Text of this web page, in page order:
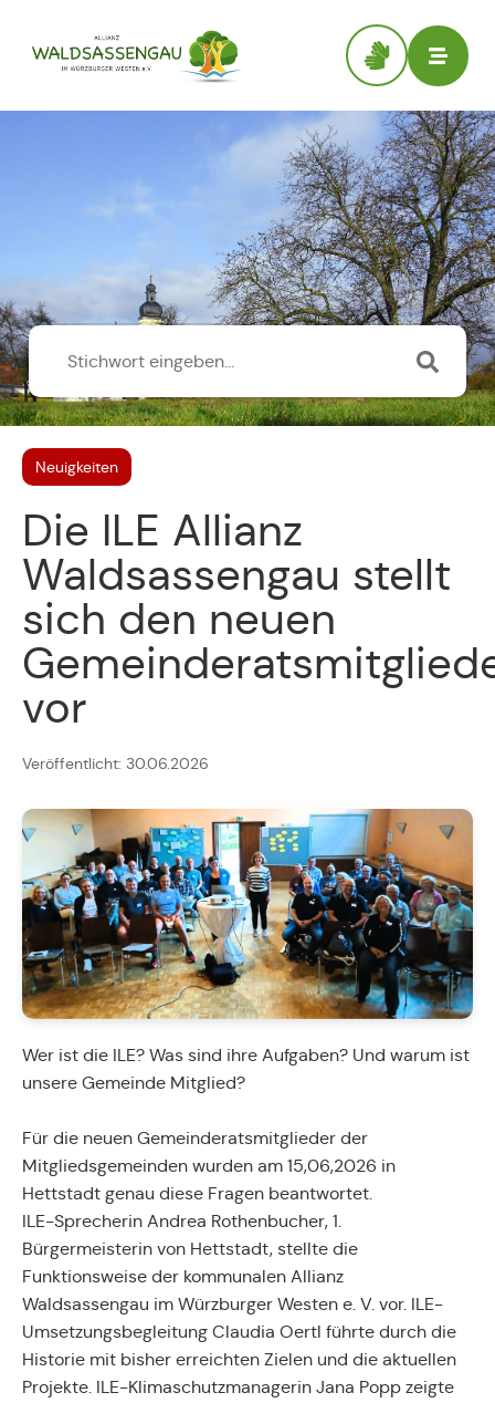
Neuigkeiten
Die ILE Allianz
Waldsassengau stellt
sich den neuen
vor
Veröffentlicht: 30.06.2026
Wer ist die ILE? Was sind ihre Aufgaben? Und warum ist
unsere Gemeinde Mitglied?
Für die neuen Gemeinderatsmitglieder der
Mitgliedsgemeinden wurden am 15,06,2026 in
Hettstadt genau diese Fragen beantwortet.
ILE-Sprecherin Andrea Rothenbucher, 1.
Bürgermeisterin von Hettstadt, stellte die
Funktionsweise der kommunalen Allianz
Waldsassengau im Würzburger Westen e. V. vor. ILE-
Umsetzungsbegleitung Claudia Oertl führte durch die
Historie mit bisher erreichten Zielen und die aktuellen
Projekte. ILE-Klimaschutzmanagerin Jana Popp zeigte